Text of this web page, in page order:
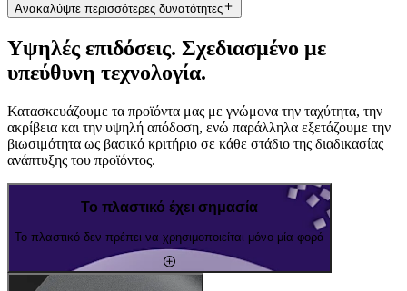
Ανακαλύψτε περισσότερες δυνατότητες
Υψηλές επιδόσεις. Σχεδιασμένο με
υπεύθυνη τεχνολογία.
Κατασκευάζουμε τα προϊόντα μας με γνώμονα την ταχύτητα, την
ακρίβεια και την υψηλή απόδοση, ενώ παράλληλα εξετάζουμε την
βιωσιμότητα ως βασικό κριτήριο σε κάθε στάδιο της διαδικασίας
ανάπτυξης του προϊόντος.
Το πλαστικό έχει σημασία
Το πλαστικό δεν πρέπει να χρησιμοποιείται μόνο μία φορά